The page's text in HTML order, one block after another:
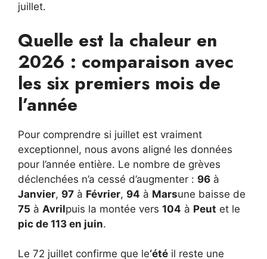
juillet.
Quelle est la chaleur en
2026 : comparaison avec
les six premiers mois de
l’année
Pour comprendre si juillet est vraiment
exceptionnel, nous avons aligné les données
pour l’année entière. Le nombre de grèves
déclenchées n’a cessé d’augmenter : 96 à
Janvier, 97 à Février, 94 à Marsune baisse de
75 à Avrilpuis la montée vers 104 à Peut et le
pic de 113 en juin.
Le 72 juillet confirme que le‘été il reste une